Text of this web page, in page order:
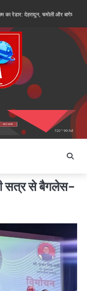
देहरादून, चमोली और बागेश्वर में ऑरेंज
सत्र से बैगलेस-